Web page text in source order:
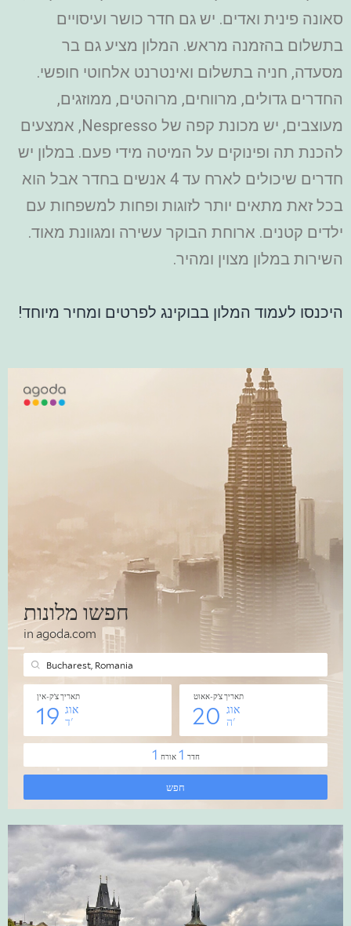
סאונה פינית ואדים. יש גם חדר כושר ועיסויים
בתשלום בהזמנה מראש. המלון מציע גם בר
מסעדה, חניה בתשלום ואינטרנט אלחוטי חופשי.
החדרים גדולים, מרווחים, מרוהטים, ממוזגים,
מעוצבים, יש מכונת קפה של Nespresso, אמצעים
להכנת תה ופינוקים על המיטה מידי פעם. במלון יש
חדרים שיכולים לארח עד 4 אנשים בחדר אבל הוא
בכל זאת מתאים יותר לזוגות ופחות למשפחות עם
ילדים קטנים. ארוחת הבוקר עשירה ומגוונת מאוד.
השירות במלון מצוין ומהיר.
היכנסו לעמוד המלון בבוקינג לפרטים ומחיר מיוחד!